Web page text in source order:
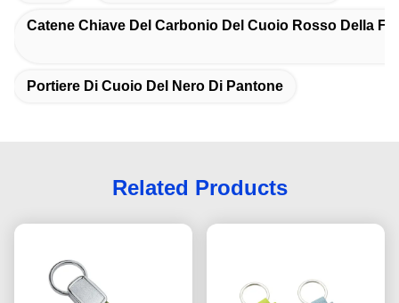
Catene Chiave Del Carbonio Del Cuoio Rosso Della
Portiere Di Cuoio Del Nero Di Pantone
Related Products